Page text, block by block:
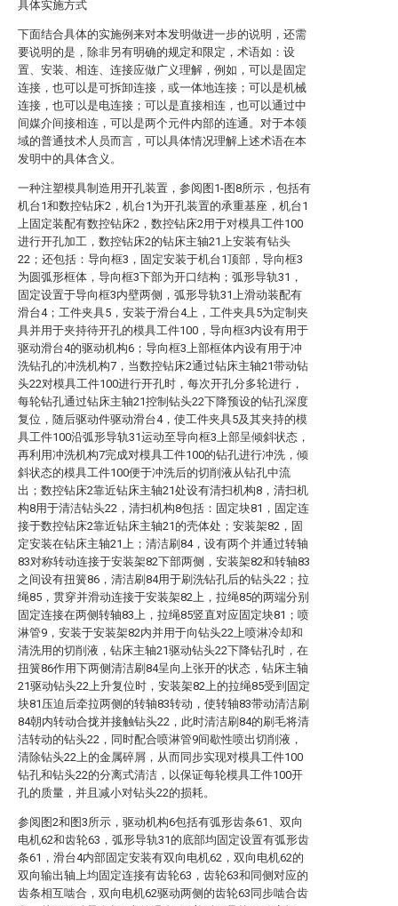
具体实施方式
下面结合具体的实施例来对本发明做进一步的说明，还需
要说明的是，除非另有明确的规定和限定，术语如：设
置、安装、相连、连接应做广义理解，例如，可以是固定
连接，也可以是可拆卸连接，或一体地连接；可以是机械
连接，也可以是电连接；可以是直接相连，也可以通过中
间媒介间接相连，可以是两个元件内部的连通。对于本领
域的普通技术人员而言，可以具体情况理解上述术语在本
发明中的具体含义。
一种注塑模具制造用开孔装置，参阅图1-图8所示，包括有
机台1和数控钻床2，机台1为开孔装置的承重基座，机台1
上固定装配有数控钻床2，数控钻床2用于对模具工件100
进行开孔加工，数控钻床2的钻床主轴21上安装有钻头
22；还包括：导向框3，固定安装于机台1顶部，导向框3
为圆弧形框体，导向框3下部为开口结构；弧形导轨31，
固定设置于导向框3内壁两侧，弧形导轨31上滑动装配有
滑台4；工件夹具5，安装于滑台4上，工件夹具5为定制夹
具并用于夹持待开孔的模具工件100，导向框3内设有用于
驱动滑台4的驱动机构6；导向框3上部框体内设有用于冲
洗钻孔的冲洗机构7，当数控钻床2通过钻床主轴21带动钻
头22对模具工件100进行开孔时，每次开孔分多轮进行，
每轮钻孔通过钻床主轴21控制钻头22下降预设的钻孔深度
复位，随后驱动件驱动滑台4，使工件夹具5及其夹持的模
具工件100沿弧形导轨31运动至导向框3上部呈倾斜状态，
再利用冲洗机构7完成对模具工件100的钻孔进行冲洗，倾
斜状态的模具工件100便于冲洗后的切削液从钻孔中流
出；数控钻床2靠近钻床主轴21处设有清扫机构8，清扫机
构8用于清洁钻头22，清扫机构8包括：固定块81，固定连
接于数控钻床2靠近钻床主轴21的壳体处；安装架82，固
定安装在钻床主轴21上；清洁刷84，设有两个并通过转轴
83对称转动连接于安装架82下部两侧，安装架82和转轴83
之间设有扭簧86，清洁刷84用于刷洗钻孔后的钻头22；拉
绳85，贯穿并滑动连接于安装架82上，拉绳85的两端分别
固定连接在两侧转轴83上，拉绳85竖直对应固定块81；喷
淋管9，安装于安装架82内并用于向钻头22上喷淋冷却和
清洗用的切削液，钻床主轴21驱动钻头22下降钻孔时，在
扭簧86作用下两侧清洁刷84呈向上张开的状态，钻床主轴
21驱动钻头22上升复位时，安装架82上的拉绳85受到固定
块81压迫后牵拉两侧的转轴83转动，使转轴83带动清洁刷
84朝内转动合拢并接触钻头22，此时清洁刷84的刷毛将清
洁转动的钻头22，同时配合喷淋管9间歇性喷出切削液，
清除钻头22上的金属碎屑，从而同步实现对模具工件100
钻孔和钻头22的分离式清洁，以保证每轮模具工件100开
孔的质量，并且减小对钻头22的损耗。
参阅图2和图3所示，驱动机构6包括有弧形齿条61、双向
电机62和齿轮63，弧形导轨31的底部均固定设置有弧形齿
条61，滑台4内部固定安装有双向电机62，双向电机62的
双向输出轴上均固定连接有齿轮63，齿轮63和同侧对应的
齿条相互啮合，双向电机62驱动两侧的齿轮63同步啮合齿